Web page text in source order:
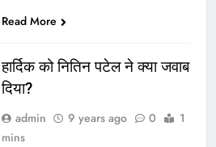
Read More
हार्दिक को नितिन पटेल ने क्या जवाब
दिया?
admin 9 years ago 0
1
mins